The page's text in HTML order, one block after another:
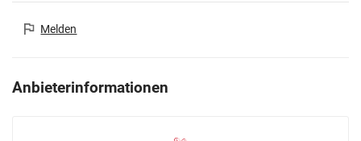
Melden
Anbieterinformationen